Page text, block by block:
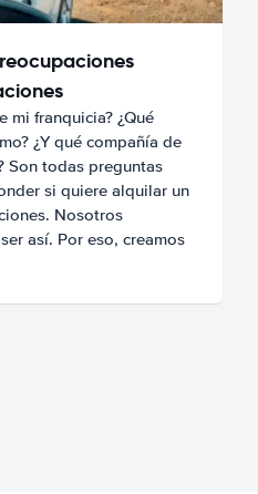
mi franquicia? ¿Qué
¿Y qué compañía de
Son todas preguntas
si quiere alquilar un
Nosotros
así. Por eso, creamos